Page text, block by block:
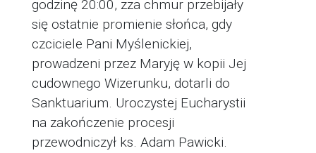
godzinę 20:00, zza chmur przebijały
się ostatnie promienie słońca, gdy
czciciele Pani Myślenickiej,
prowadzeni przez Maryję w kopii Jej
cudownego Wizerunku, dotarli do
Sanktuarium. Uroczystej Eucharystii
na zakończenie procesji
przewodniczył ks. Adam Pawicki.